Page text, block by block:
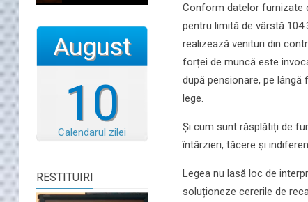
10
August
Calendarul zilei
RESTITUIRI
Conform datelor furnizate
pentru limită de vârstă
realizează venituri din
forței de muncă este
după pensionare, pe
lege.
Și cum sunt răsplătiți de
întârzieri, tăcere și
Legea nu lasă loc de
soluționeze cererile de